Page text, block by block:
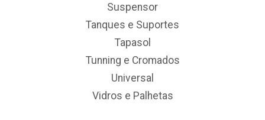
Suspensor
Tanques e Suportes
Tapasol
Tunning e Cromados
Universal
Vidros e Palhetas